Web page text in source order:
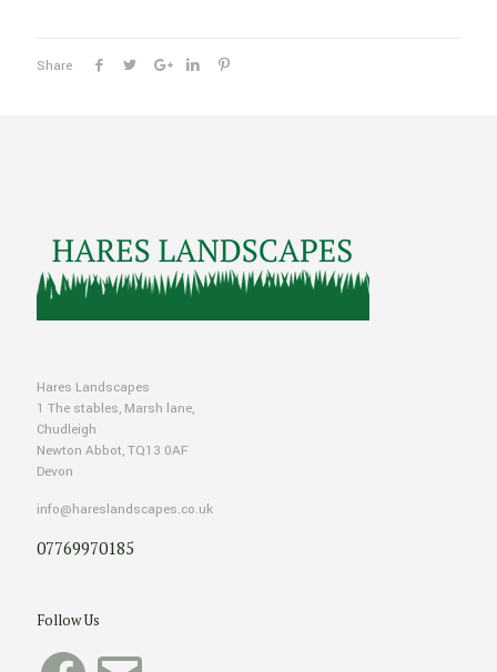
Share
Hares Landscapes
1 The stables, Marsh lane,
Chudleigh
Newton Abbot, TQ13 0AF
Devon
info@hareslandscapes.co.uk
07769970185
Follow Us
Facebook Email